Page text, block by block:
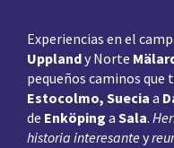
Experiencias en el
Upplandy Norte
pequeños caminos que
Estocolmo, Suecia a
de Enköping a Sala.
historia interesante y